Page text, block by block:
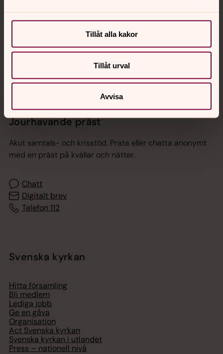
Tillåt alla kakor
Tillåt urval
Avvisa
Sociala kanaler
Jourhavande präst
Akut samtals- och krisstöd. Prata eller chatta anonymt
med en präst på kvällar och nätter.
Chatt
Digitalt brev
Telefon 112
Svenska kyrkan
Hitta församling
Bli medlem
Lediga jobb
Ge en gåva
Organisation
Act Svenska kyrkan
Svenska kyrkan i utlandet
Press – nationell nivå